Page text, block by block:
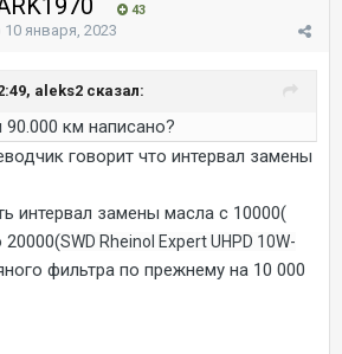
43
10 января, 2023
aleks2 сказал:
90.000 км написано?
говорит что интервал замены
интервал замены масла с 10000(
SWD Rheinol Expert UHPD 10W-
фильтра по прежнему на 10 000